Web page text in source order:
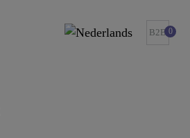
B2B 0